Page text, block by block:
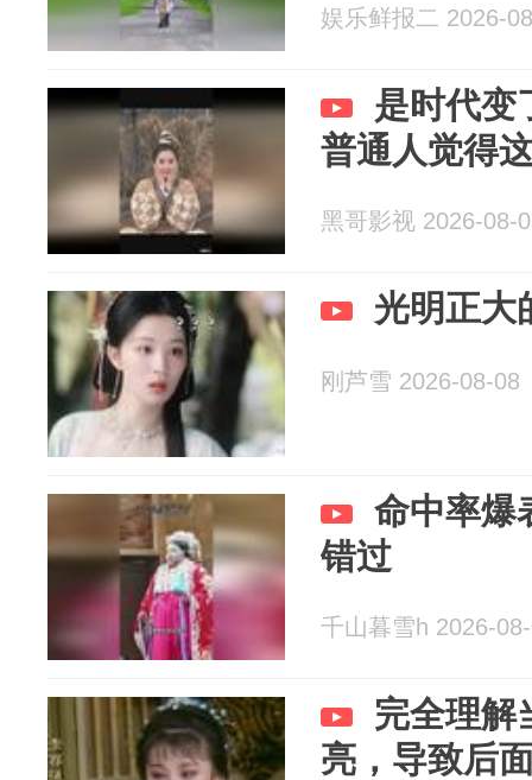
娱乐鲜报二 2026-
是时代变
普通人觉得
黑哥影视 2026-08-
光明正大
刚芦雪 2026-08-08
命中率爆
错过
千山暮雪h 2026-
完全理解
亮，导致后